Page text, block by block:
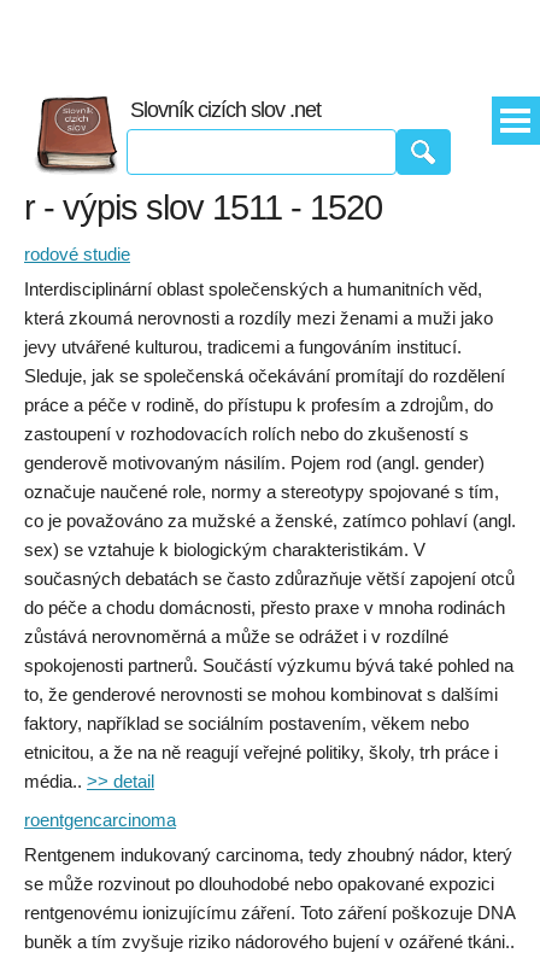
Slovník cizích slov .net
r - výpis slov 1511 - 1520
rodové studie
Interdisciplinární oblast společenských a humanitních věd,
která zkoumá nerovnosti a rozdíly mezi ženami a muži jako
jevy utvářené kulturou, tradicemi a fungováním institucí.
Sleduje, jak se společenská očekávání promítají do rozdělení
práce a péče v rodině, do přístupu k profesím a zdrojům, do
zastoupení v rozhodovacích rolích nebo do zkušeností s
genderově motivovaným násilím. Pojem rod (angl. gender)
označuje naučené role, normy a stereotypy spojované s tím,
co je považováno za mužské a ženské, zatímco pohlaví (angl.
sex) se vztahuje k biologickým charakteristikám. V
současných debatách se často zdůrazňuje větší zapojení otců
do péče a chodu domácnosti, přesto praxe v mnoha rodinách
zůstává nerovnoměrná a může se odrážet i v rozdílné
spokojenosti partnerů. Součástí výzkumu bývá také pohled na
to, že genderové nerovnosti se mohou kombinovat s dalšími
faktory, například se sociálním postavením, věkem nebo
etnicitou, a že na ně reagují veřejné politiky, školy, trh práce i
média.. >> detail
roentgencarcinoma
Rentgenem indukovaný carcinoma, tedy zhoubný nádor, který
se může rozvinout po dlouhodobé nebo opakované expozici
rentgenovému ionizujícímu záření. Toto záření poškozuje DNA
buněk a tím zvyšuje riziko nádorového bujení v ozářené tkáni..